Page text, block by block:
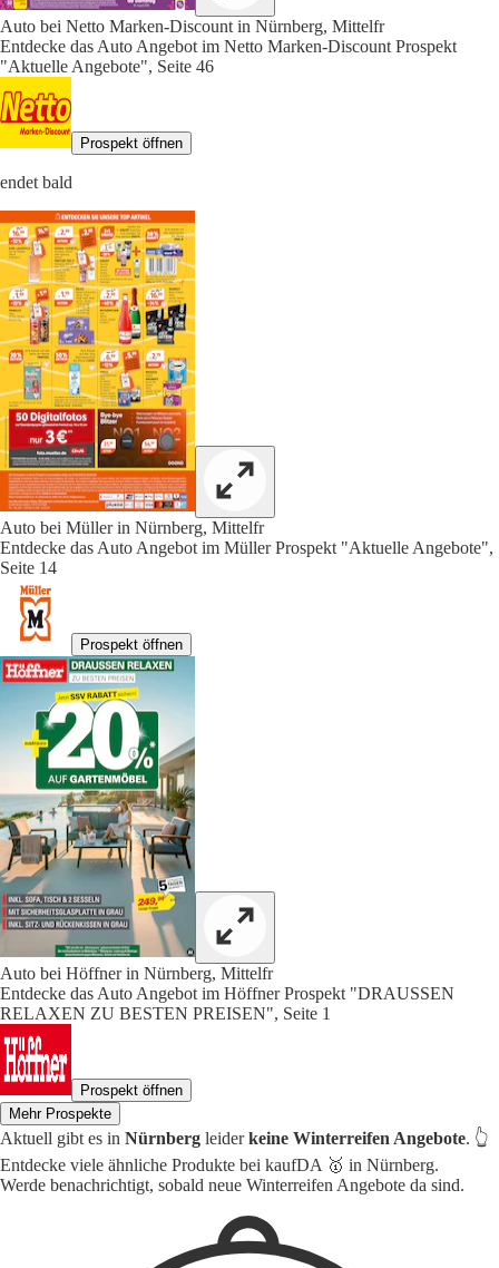
Auto bei Netto Marken-Discount in Nürnberg, Mittelfr
Entdecke das Auto Angebot im Netto Marken-Discount Prospekt
"Aktuelle Angebote", Seite 46
Prospekt öffnen
endet bald
Auto bei Müller in Nürnberg, Mittelfr
Entdecke das Auto Angebot im Müller Prospekt "Aktuelle Angebote",
Seite 14
Prospekt öffnen
Auto bei Höffner in Nürnberg, Mittelfr
Entdecke das Auto Angebot im Höffner Prospekt "DRAUSSEN
RELAXEN ZU BESTEN PREISEN", Seite 1
Prospekt öffnen
Mehr Prospekte
Aktuell gibt es in Nürnberg leiderkeine Winterreifen Angebote. 👆
Entdecke viele ähnliche Produkte bei kaufDA 🥇 in Nürnberg.
Werde benachrichtigt, sobald neue Winterreifen Angebote da sind.